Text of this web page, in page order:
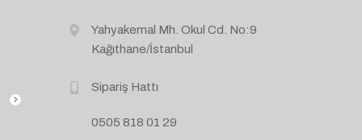
Yahyakemal Mh. Okul Cd. No:9
Kağıthane/İstanbul
Sipariş Hattı
0505 818 01 29